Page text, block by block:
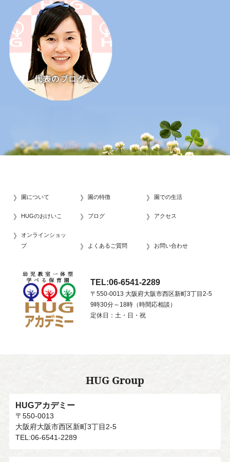
園について 園の特徴 園での生活
HUGのおけいこ ブログ アクセス
オンラインショッ
プ
よくあるご質問 お問い合わせ
TEL:06-6541-2289
〒550-0013 大阪府大阪市西区新町3丁目2-5
9時30分～18時（時間応相談）
定休日：土・日・祝
HUG Group
HUGアカデミー
〒550-0013
大阪府大阪市西区新町3丁目2-5
TEL:06-6541-2289